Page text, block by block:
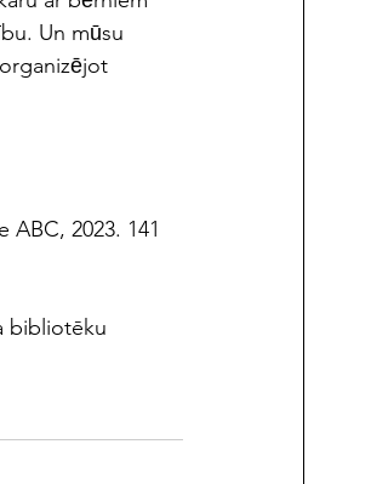
Un mūsu
ABC, 2023. 141
bibliotēku